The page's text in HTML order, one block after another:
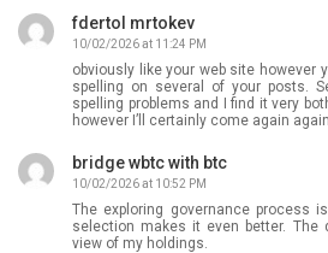
fdertol mrtokev
10/02/2026 at 11:24 PM
obviously like your web site however
spelling on several of your posts.
spelling problems and I find it very
however I’ll certainly come again again.
bridge wbtc with btc
10/02/2026 at 10:52 PM
The exploring governance process
selection makes it even better. The
view of my holdings.